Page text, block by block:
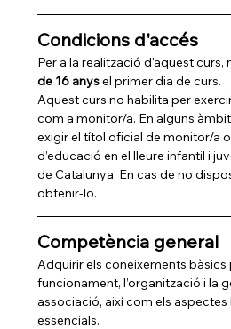
Condicions d'accés
Per a la realització d'aquest curs,
de 16 anys el primer dia de curs.
Aquest curs no habilita per
com a monitor/a. En alguns
exigir el títol oficial de monitor/a
d’educació en el lleure infantil i
de Catalunya. En cas de no
obtenir-lo.
Competència general
Adquirir els coneixements
funcionament, l’organització i la
associació, així com els
essencials.